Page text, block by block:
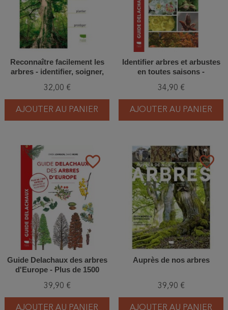
Reconnaître facilement les
arbres - identifier, soigner,
32,00 €
AJOUTER AU PANIER
Identifier arbres et arbustes
en toutes saisons -
fruits
34,90 €
AJOUTER AU PANIER
favorite_border
Guide Delachaux des arbres
d'Europe - Plus de 1500
39,90 €
AJOUTER AU PANIER
favorite_border
Auprès de nos arbres
39,90 €
AJOUTER AU PANIER